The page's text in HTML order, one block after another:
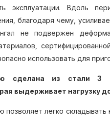
эксплуатации. Вдоль
благодаря чему,
не подвержен
использовать для
сделана из стали 3
выдерживает нагрузку
позволяет легко складывать